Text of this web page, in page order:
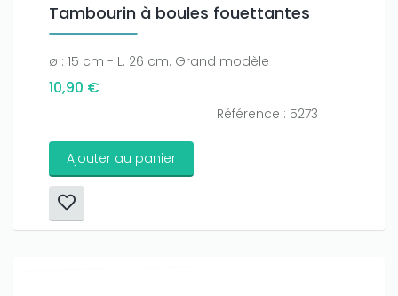
Tambourin à boules fouettantes
ø : 15 cm - L. 26 cm. Grand modèle
10,90 €
Référence : 5273
Ajouter au panier